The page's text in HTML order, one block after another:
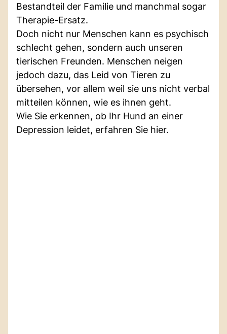
Bestandteil der Familie und manchmal sogar
Therapie-Ersatz.
Doch nicht nur Menschen kann es psychisch
schlecht gehen, sondern auch unseren
tierischen Freunden. Menschen neigen
jedoch dazu, das Leid von Tieren zu
übersehen, vor allem weil sie uns nicht verbal
mitteilen können, wie es ihnen geht.
Wie Sie erkennen, ob Ihr Hund an einer
Depression leidet, erfahren Sie hier.